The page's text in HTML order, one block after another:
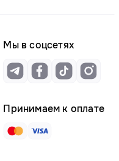
Мы в соцсетях
Принимаем к оплате